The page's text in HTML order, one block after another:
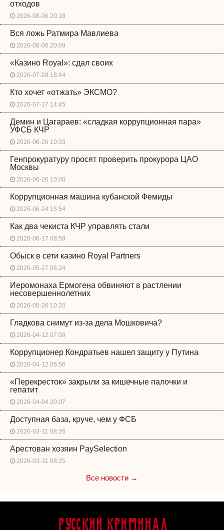
отходов
2026-08-06 20:18
Вся ложь Ратмира Мавлиева
2026-08-06 20:09
«Казино Royal»: сдал своих
2026-07-28 18:44
Кто хочет «отжать» ЭКСМО?
2026-07-17 14:45
Демин и Цагараев: «сладкая коррупционная пара»
УФСБ КЧР
2026-06-26 10:03
Генпрокуратуру просят проверить прокурора ЦАО
Москвы
2026-06-26 10:00
Коррупционная машина кубанской Фемиды
2026-06-24 15:54
Как два чекиста КЧР управлять стали
2026-06-17 08:59
Обыск в сети казино Royal Partners
2026-05-27 06:24
Иеромонаха Ермогена обвиняют в растлении
несовершеннолетних
2026-05-26 10:20
Гладкова снимут из-за дела Мошковича?
2026-04-12 07:09
Коррупционер Кондратьев нашел защиту у Путина
2026-04-12 06:56
«Перекресток» закрыли за кишечные палочки и
гепатит
2026-04-04 20:07
Доступная база, круче, чем у ФСБ
2026-03-31 08:26
Арестован хозяин PaySelection
2026-03-31 08:25
Все новости →
Русский Криминал